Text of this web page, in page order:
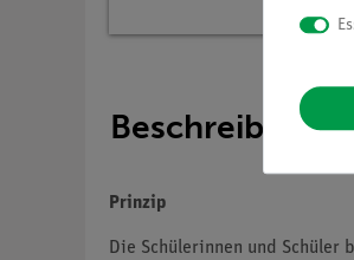
Beschreibung
Prinzip
Die Schülerinnen und